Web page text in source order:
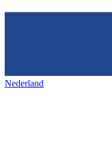
Nederland